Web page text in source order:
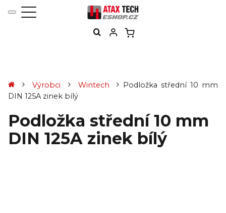
Výrobci Wintech
Podložka střední 10 mm
DIN 125A zinek bílý
Podložka střední 10 mm
DIN 125A zinek bílý